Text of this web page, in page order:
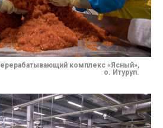
комплекс «Ясный»,
о. Итуруп.